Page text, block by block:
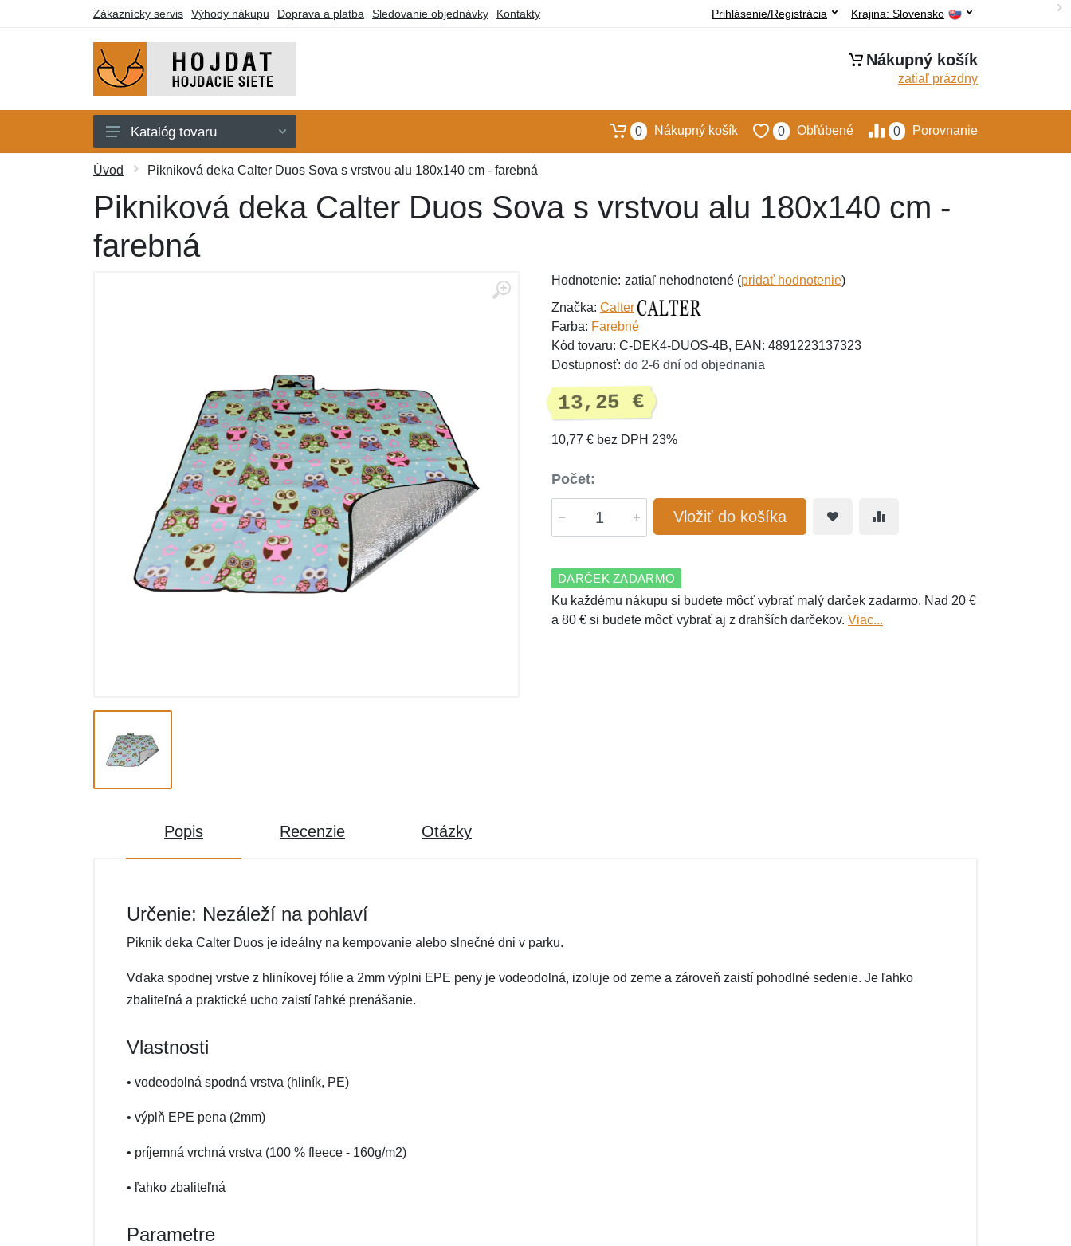
Zákaznícky servis Výhody nákupu Doprava a platba Sledovanie objednávky Kontakty Krajina: Slovensko
Prihlásenie/Registrácia
Nákupný košík
zatiaľ prázdny
Hojdacie siete
Hojdacie kreslá
Deky a lehátka
Katalóg tovaru 0 Porovnanie
0 Obľúbené
0 Nákupný košík
Úvod Pikniková deka Calter Duos Sova s vrstvou alu 180x140 cm - farebná
Pikniková deka Calter Duos Sova s vrstvou alu 180x140 cm -
farebná
Hodnotenie: zatiaľ nehodnotené (pridať hodnotenie)
Značka: Calter
Farba: Farebné
Kód tovaru: C-DEK4-DUOS-4B, EAN: 4891223137323
Dostupnosť: do 2-6 dní od objednania
13,25 €
10,77 € bez DPH 23%
Počet:
Vložiť do košíka
DARČEK ZADARMO
Ku každému nákupu si budete môcť vybrať malý darček zadarmo. Nad 20 €
a 80 € si budete môcť vybrať aj z drahších darčekov. Viac...
Popis Recenzie Otázky
Určenie: Nezáleží na pohlaví
Piknik deka Calter Duos je ideálny na kempovanie alebo slnečné dni v parku.
Vďaka spodnej vrstve z hliníkovej fólie a 2mm výplni EPE peny je vodeodolná, izoluje od zeme a zároveň zaistí pohodlné sedenie. Je ľahko
zbaliteľná a praktické ucho zaistí ľahké prenášanie.
Vlastnosti
• vodeodolná spodná vrstva (hliník, PE)
• výplň EPE pena (2mm)
• príjemná vrchná vrstva (100 % fleece - 160g/m2)
• ľahko zbaliteľná
Parametre